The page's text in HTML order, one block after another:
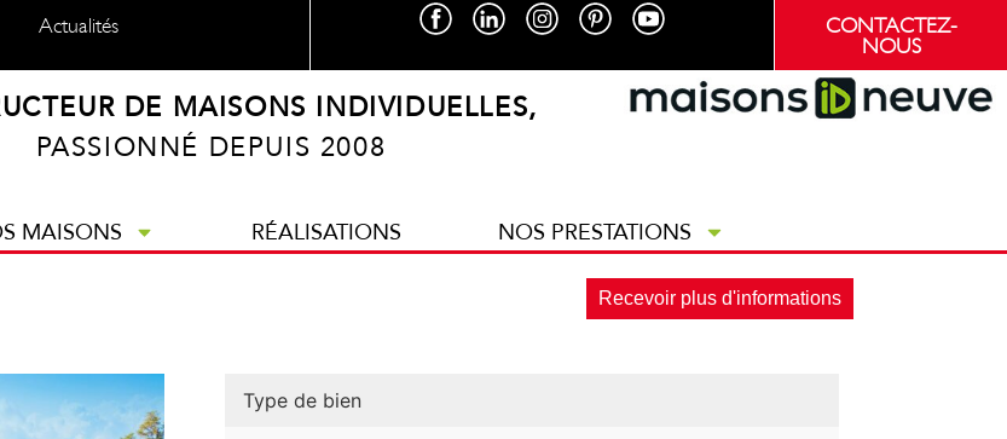
Actualités CONTACTEZ-
NOUS
DE MAISONS INDIVIDUELLES,
PASSIONNÉ DEPUIS 2008
MAISONS RÉALISATIONS NOS PRESTATIONS
Recevoir plus d'informations
Type de bien